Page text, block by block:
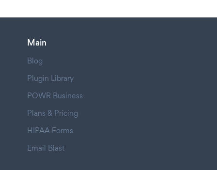
Main
Blog
Plugin Library
POWR Business
Plans & Pricing
HIPAA Forms
Email Blast